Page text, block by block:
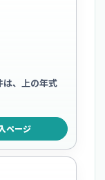
は、上の年式
ページ